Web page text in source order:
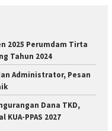
2025 Perumdam Tirta
Tahun 2024
Administrator, Pesan
Dana TKD,
PPAS 2027